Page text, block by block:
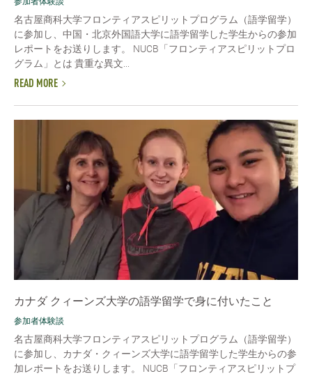
名古屋商科大学フロンティアスピリットプログラム（語学留学）
に参加し、中国・北京外国語大学に語学留学した学生からの参加
レポートをお送りします。 NUCB「フロンティアスピリットプロ
グラム」とは 貴重な異文...
READ MORE
カナダ クィーンズ大学の語学留学で身に付いたこと
参加者体験談
名古屋商科大学フロンティアスピリットプログラム（語学留学）
に参加し、カナダ・クィーンズ大学に語学留学した学生からの参
加レポートをお送りします。 NUCB「フロンティアスピリットプ